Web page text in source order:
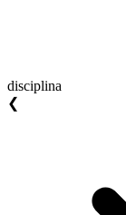
disciplina
❮